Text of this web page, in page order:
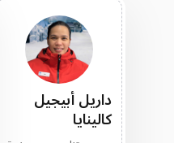
داريل أبيجيل
كالينايا